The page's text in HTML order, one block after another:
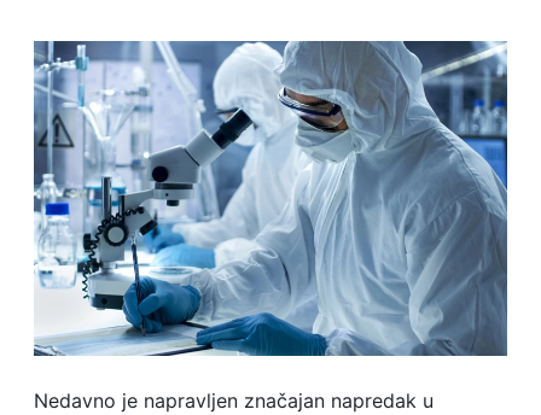
Nedavno je napravljen značajan napredak u